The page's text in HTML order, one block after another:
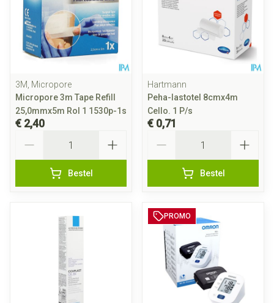
3M, Micropore
Micropore 3m Tape Refill
25,0mmx5m Rol 1 1530p-1s
€ 2,40
Bestel
Hartmann
Peha-lastotel 8cmx4m
Cello. 1 P/s
€ 0,71
Bestel
PROMO